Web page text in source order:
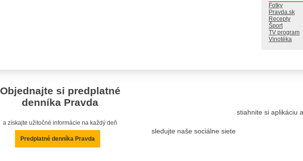
Fotky
Pravda.sk
Recepty
Šport
TV program
Vinotéka
Objednajte si predplatné
denníka Pravda
a získajte užitočné informácie na každý deň
Predplatné denníka Pravda
sledujte naše sociálne siete
stiahnite si aplikáciu